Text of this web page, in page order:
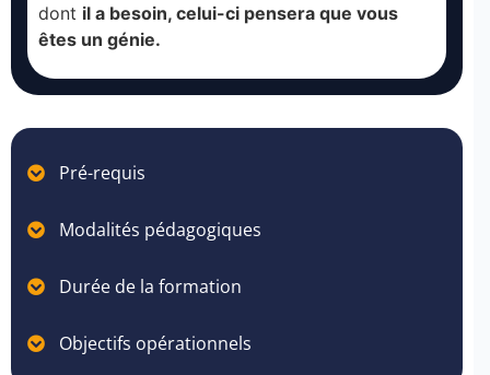
dont il a besoin, celui-ci pensera que vous
êtes un génie.
Pré-requis
Modalités pédagogiques
Durée de la formation
Objectifs opérationnels